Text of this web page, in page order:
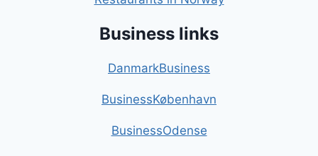
Business links
DanmarkBusiness
BusinessKøbenhavn
BusinessOdense